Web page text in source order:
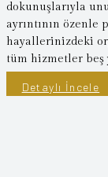
dokunuşlarıyla
ayrıntının özenle
hayallerinizdeki
tüm hizmetler beş
Detaylı İncele